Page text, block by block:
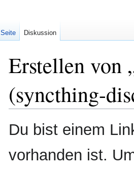
Erstellen von
(syncthing-
Zur
Navigation
Zur
Suche
Du bist einem
vorhanden ist.
Seite Diskussion